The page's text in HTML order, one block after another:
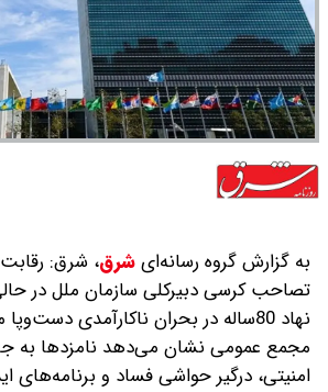
به گزارش گروه رسانه‌ایشرق، شرق:
تصاحب کرسی دبیرکلی سازمان ملل در
نهاد 80ساله در بحران ناکارآمدی
مجمع عمومی نشان می‌دهد نامزدها به
امنیتی، درگیر حواشی فساد و برنامه‌های